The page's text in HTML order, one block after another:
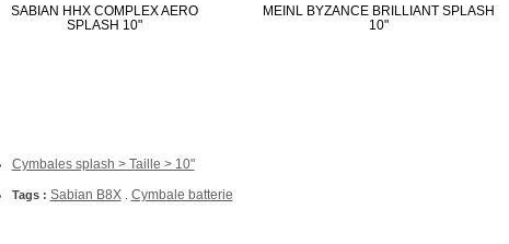
SABIAN HHX COMPLEX AERO
SPLASH 10"
MEINL BYZANCE BRILLIANT SPLASH
10"
Cymbales splash > Taille > 10"
Tags : Sabian B8X Cymbale batterie